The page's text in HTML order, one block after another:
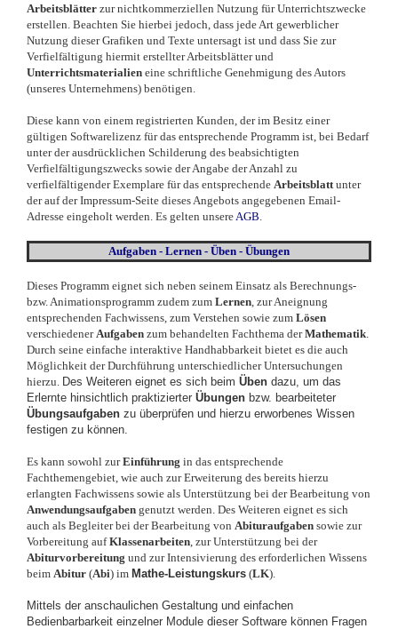
Arbeitsblätter zur nichtkommerziellen Nutzung für Unterrichtszwecke
erstellen. Beachten Sie hierbei jedoch, dass jede Art gewerblicher
Nutzung dieser Grafiken und Texte untersagt ist und dass Sie zur
Verfielfältigung hiermit erstellter Arbeitsblätter und
Unterrichtsmaterialien eine schriftliche Genehmigung des Autors
(unseres Unternehmens) benötigen.
Diese kann von einem registrierten Kunden, der im Besitz einer
gültigen Softwarelizenz für das entsprechende Programm ist, bei Bedarf
unter der ausdrücklichen Schilderung des beabsichtigten
Verfielfältigungszwecks sowie der Angabe der Anzahl zu
verfielfältigender Exemplare für das entsprechende Arbeitsblatt unter
der auf der Impressum-Seite dieses Angebots angegebenen Email-
Adresse eingeholt werden. Es gelten unsere AGB
Aufgaben - Lernen - Üben - Übungen
Dieses Programm eignet sich neben seinem Einsatz als Berechnungs-
bzw. Animationsprogramm zudem zum Lernen , zur Aneignung
entsprechenden Fachwissens, zum Verstehen sowie zum Lösen
verschiedener Aufgaben zum behandelten Fachthema derMathematik
Durch seine einfache interaktive Handhabbarkeit bietet es die auch
Möglichkeit der Durchführung unterschiedlicher Untersuchungen
hierzu. Des Weiteren eignet es sich beim Üben dazu, um das
Erlernte hinsichtlich praktizierter Übungen bzw. bearbeiteter
Übungsaufgaben zu überprüfen und hierzu erworbenes Wissen
festigen zu können.
Es kann sowohl zurEinführung in das entsprechende
Fachthemengebiet, wie auch zur Erweiterung des bereits hierzu
erlangten Fachwissens sowie als Unterstützung bei der Bearbeitung von
Anwendungsaufgaben genutzt werden. Des Weiteren eignet es sich
auch als Begleiter bei der Bearbeitung von Abituraufgaben sowie zur
Vorbereitung aufKlassenarbeiten , zur Unterstützung bei der
Abiturvorbereitung und zur Intensivierung des erforderlichen Wissens
beim Abitur (Abi) im Mathe-Leistungskurs (LK).
Mittels der anschaulichen Gestaltung und einfachen
Bedienbarbarkeit einzelner Module dieser Software können Fragen